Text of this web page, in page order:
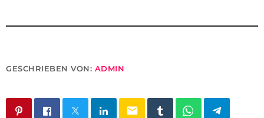
GESCHRIEBEN VON: ADMIN
email